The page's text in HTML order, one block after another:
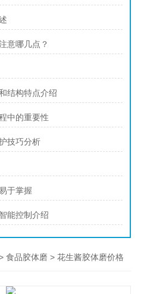
意哪几点？
结构特点介绍
中的重要性
技巧分析
于掌握
能控制介绍
食品胶体磨 > 花生酱胶体磨价格